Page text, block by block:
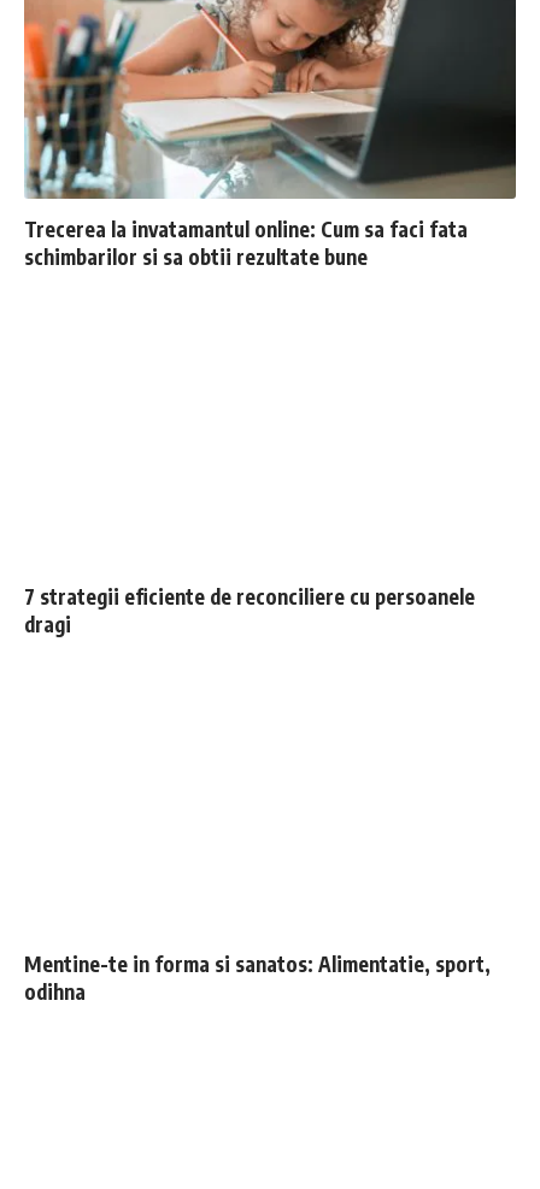
Trecerea la invatamantul online: Cum sa faci fata
schimbarilor si sa obtii rezultate bune
7 strategii eficiente de reconciliere cu persoanele
dragi
Mentine-te in forma si sanatos: Alimentatie, sport,
odihna